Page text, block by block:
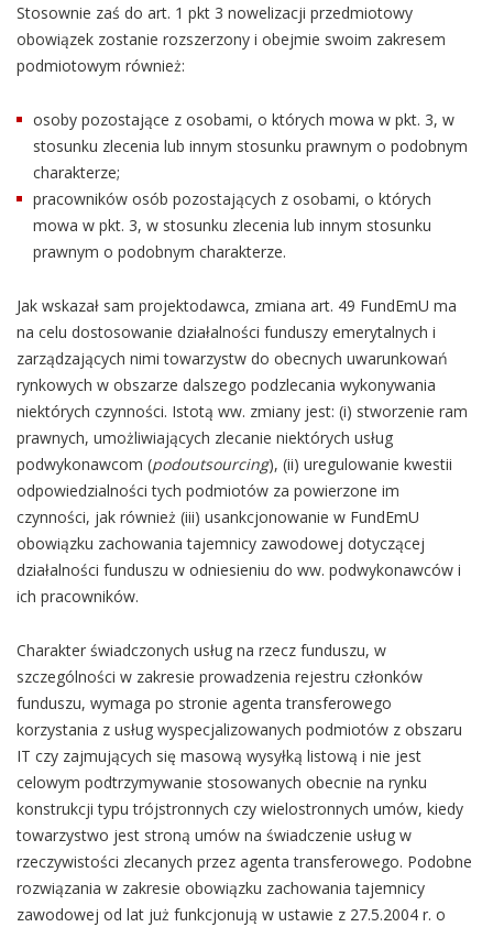
Stosownie zaś do art. 1 pkt 3 nowelizacji przedmiotowy
obowiązek zostanie rozszerzony i obejmie swoim zakresem
podmiotowym również:
osoby pozostające z osobami, o których mowa w pkt. 3, w
stosunku zlecenia lub innym stosunku prawnym o podobnym
charakterze;
pracowników osób pozostających z osobami, o których
mowa w pkt. 3, w stosunku zlecenia lub innym stosunku
prawnym o podobnym charakterze.
Jak wskazał sam projektodawca, zmiana art. 49 FundEmU ma
na celu dostosowanie działalności funduszy emerytalnych i
zarządzających nimi towarzystw do obecnych uwarunkowań
rynkowych w obszarze dalszego podzlecania wykonywania
niektórych czynności. Istotą ww. zmiany jest: (i) stworzenie ram
prawnych, umożliwiających zlecanie niektórych usług
podwykonawcom (podoutsourcing), (ii) uregulowanie kwestii
odpowiedzialności tych podmiotów za powierzone im
czynności, jak również (iii) usankcjonowanie w FundEmU
obowiązku zachowania tajemnicy zawodowej dotyczącej
działalności funduszu w odniesieniu do ww. podwykonawców i
ich pracowników.
Charakter świadczonych usług na rzecz funduszu, w
szczególności w zakresie prowadzenia rejestru członków
funduszu, wymaga po stronie agenta transferowego
korzystania z usług wyspecjalizowanych podmiotów z obszaru
IT czy zajmujących się masową wysyłką listową i nie jest
celowym podtrzymywanie stosowanych obecnie na rynku
konstrukcji typu trójstronnych czy wielostronnych umów, kiedy
towarzystwo jest stroną umów na świadczenie usług w
rzeczywistości zlecanych przez agenta transferowego. Podobne
rozwiązania w zakresie obowiązku zachowania tajemnicy
zawodowej od lat już funkcjonują w ustawie z 27.5.2004 r. o